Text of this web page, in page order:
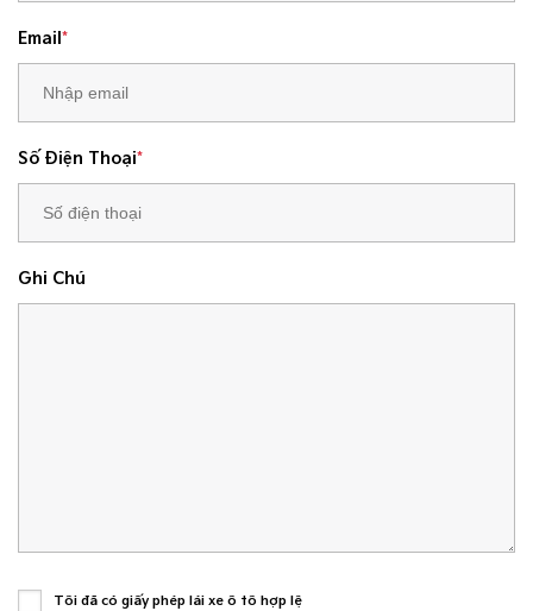
Email *
Số Điện Thoại*
Ghi Chú
Tôi đã có giấy phép lái xe ô tô hợp lệ